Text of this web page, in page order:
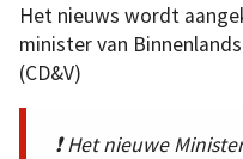
Het nieuws wordt
minister van
(CD&V)
❗ Het nieuwe